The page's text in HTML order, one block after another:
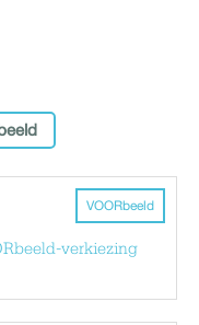
VOORbeeld
verkiezing